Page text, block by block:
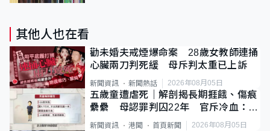
其他人也在看
勸未婚夫戒煙爆命案 28歲女教師連捅
心臟兩刀判死緩 母斥判太重已上訴
新聞資訊 新聞熱話 2026年08月05日
五歲童遭虐死｜解剖揭長期捱餓、傷痕
纍纍 母認罪判囚22年 官斥冷血：同
類案最惡劣
新聞資訊 港聞 首頁新聞 2026年08月05日